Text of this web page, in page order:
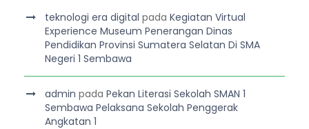
teknologi era digital pada Kegiatan Virtual
Experience Museum Penerangan Dinas
Pendidikan Provinsi Sumatera Selatan Di SMA
Negeri 1 Sembawa
admin pada Pekan Literasi Sekolah SMAN 1
Sembawa Pelaksana Sekolah Penggerak
Angkatan 1